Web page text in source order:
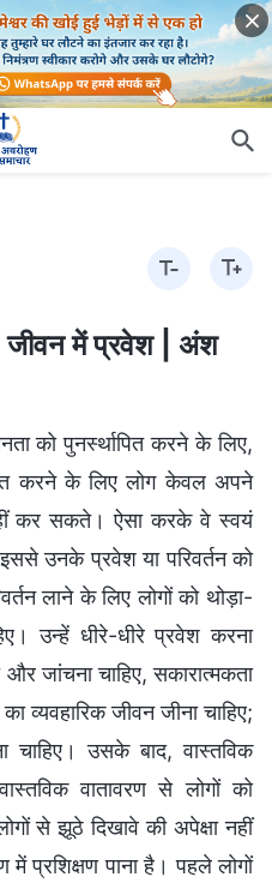
जीवन में प्रवेश | अंश
को पुनर्स्थापित करने के लिए,
करने के लिए लोग केवल अपने
कर सकते। ऐसा करके वे स्वयं
उनके प्रवेश या परिवर्तन को
लाने के लिए लोगों को थोड़ा-
उन्हें धीरे-धीरे प्रवेश करना
जांचना चाहिए, सकारात्मकता
व्यवहारिक जीवन जीना चाहिए;
उसके बाद, वास्तविक
वातावरण से लोगों को
से झूठे दिखावे की अपेक्षा नहीं
में प्रशिक्षण पाना है। पहले लोगों